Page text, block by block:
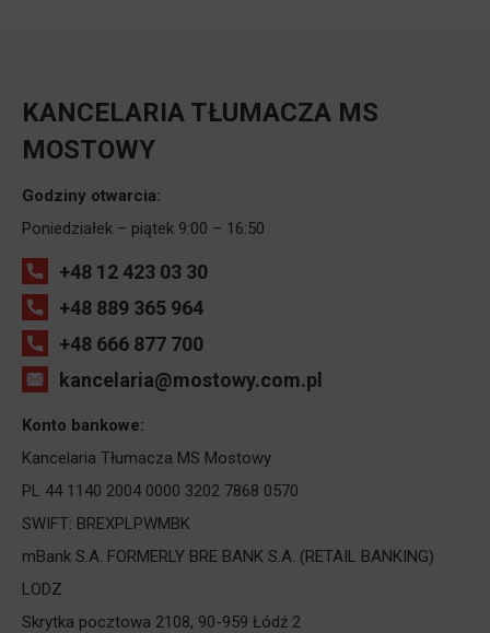
KANCELARIA TŁUMACZA MS
MOSTOWY
Godziny otwarcia:
Poniedziałek – piątek 9:00 – 16:50
+48 12 423 03 30
+48 889 365 964
+48 666 877 700
kancelaria@mostowy.com.pl
Konto bankowe:
Kancelaria Tłumacza MS Mostowy
PL 44 1140 2004 0000 3202 7868 0570
SWIFT: BREXPLPWMBK
mBank S.A. FORMERLY BRE BANK S.A. (RETAIL BANKING)
LODZ
Skrytka pocztowa 2108, 90-959 Łódź 2